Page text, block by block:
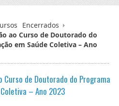
Encerrados
ao Curso de Doutorado do
em Saúde Coletiva – Ano
de Doutorado do Programa
– Ano 2023